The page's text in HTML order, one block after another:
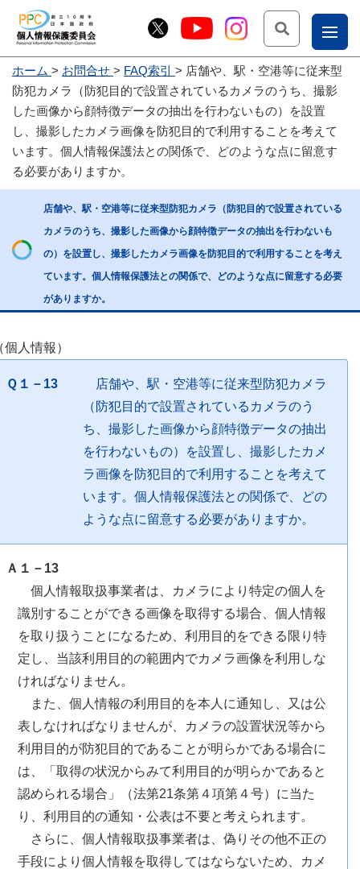
お
問
合
こー
じょ
ー部
ホーム お問合せ FAQ索引
店舗や、駅・空港等に従来型
防犯カメラ（防犯目的で設置されているカメラのうち、撮影
した画像から顔特徴データの抽出を行わないもの）を設置
し、撮影したカメラ画像を防犯目的で利用することを考えて
います。個人情報保護法との関係で、どのような点に留意す
る必要がありますか。
店舗や、駅・空港等に従来型防犯カメラ（防犯目的で設置されている
カメラのうち、撮影した画像から顔特徴データの抽出を行わないも
の）を設置し、撮影したカメラ画像を防犯目的で利用することを考え
ています。個人情報保護法との関係で、どのような点に留意する必要
がありますか。
個人情報）
Ｑ１－13
店舗や、駅・空港等に従来型防犯カメラ
（防犯目的で設置されているカメラのう
ち、撮影した画像から顔特徴データの抽出
を行わないもの）を設置し、撮影したカメ
ラ画像を防犯目的で利用することを考えて
います。個人情報保護法との関係で、どの
ような点に留意する必要がありますか。
Ａ１－13
個人情報取扱事業者は、カメラにより特定の個人を
識別することができる画像を取得する場合、個人情報
を取り扱うことになるため、利用目的をできる限り特
定し、当該利用目的の範囲内でカメラ画像を利用しな
ければなりません。
また、個人情報の利用目的を本人に通知し、又は公
表しなければなりませんが、カメラの設置状況等から
利用目的が防犯目的であることが明らかである場合に
は、「取得の状況からみて利用目的が明らかであると
認められる場合」（法第21条第４項第４号）に当た
り、利用目的の通知・公表は不要と考えられます。
さらに、個人情報取扱事業者は、偽りその他不正の
手段により個人情報を取得してはならないため、カメ